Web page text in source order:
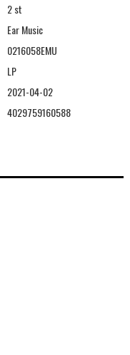
2 st
Ear Music
0216058EMU
LP
2021-04-02
4029759160588